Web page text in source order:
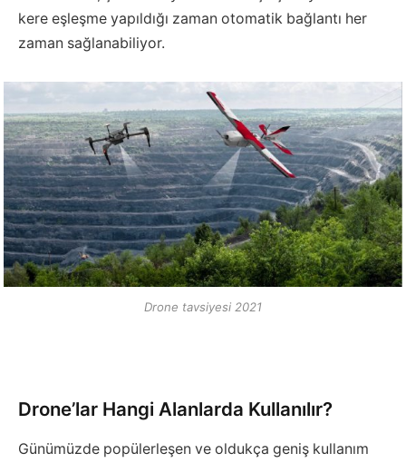
kere eşleşme yapıldığı zaman otomatik bağlantı her
zaman sağlanabiliyor.
Drone tavsiyesi 2021
Drone’lar Hangi Alanlarda Kullanılır?
Günümüzde popülerleşen ve oldukça geniş kullanım